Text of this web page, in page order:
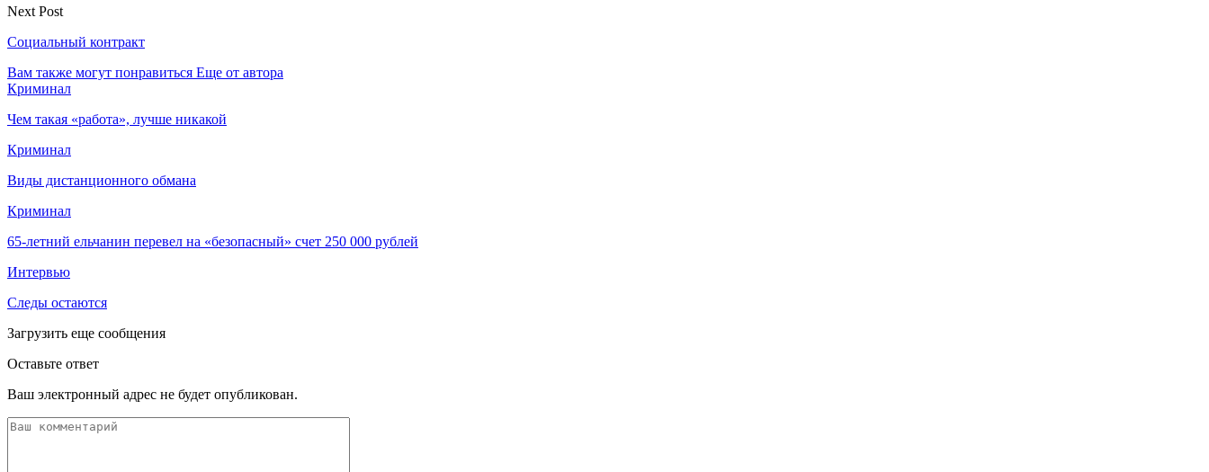
Next Post
Социальный контракт
Вам также могут понравиться Еще от автора
Криминал
Чем такая «работа», лучше никакой
Криминал
Виды дистанционного обмана
Криминал
65-летний ельчанин перевел на «безопасный» счет 250 000 рублей
Интервью
Следы остаются
Загрузить еще сообщения
Оставьте ответ
Ваш электронный адрес не будет опубликован.